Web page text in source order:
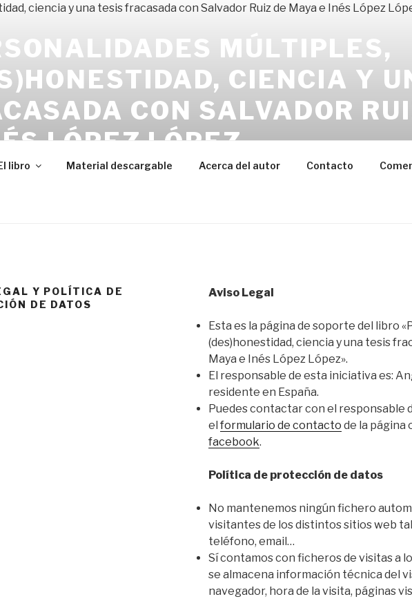
MÚLTIPLES,
CIENCIA Y
CON SALVADOR
LÓPEZ LÓPEZ
de Maya sorprende con el fraude científico: manipulación de datos, trucos
libro Material descargable Acerca del autor Contacto
Y POLÍTICA DE
DE DATOS
Aviso Legal
Esta es la página de soporte del libro
(des)honestidad, ciencia y una tesis
Maya e Inés López López».
El responsable de esta iniciativa es:
residente en España.
Puedes contactar con el responsable
el formulario de contacto de la página
facebook.
Política de protección de datos
No mantenemos ningún fichero
visitantes de los distintos sitios web
teléfono, email…
Sí contamos con ficheros de visitas a
se almacena información técnica del
navegador, hora de la visita, páginas